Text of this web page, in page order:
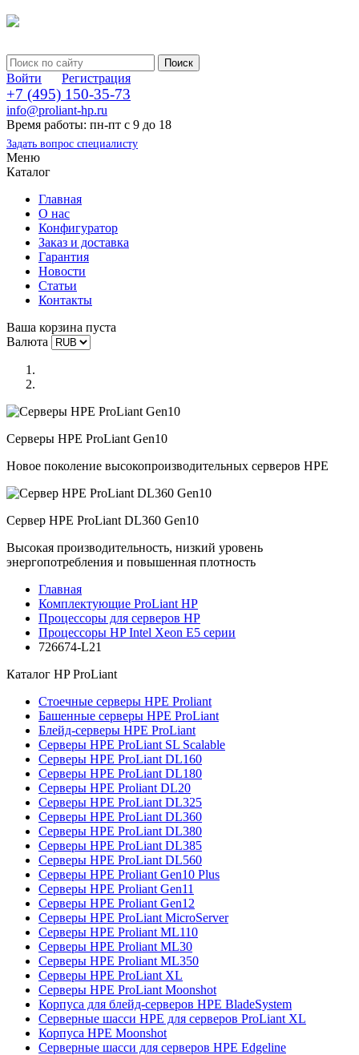
Войти Регистрация
+7 (495) 150-35-73
info@proliant-hp.ru
Время работы: пн-пт с 9 до 18
Задать вопрос специалисту
Меню
Каталог
Главная
О нас
Конфигуратор
Заказ и доставка
Гарантия
Новости
Статьи
Контакты
Ваша корзина пуста
Валюта
Серверы HPE ProLiant Gen10
Новое поколение высокопроизводительных серверов HPE
Сервер HPE ProLiant DL360 Gen10
Высокая производительность, низкий уровень
энергопотребления и повышенная плотность
Главная
Комплектующие ProLiant HP
Процессоры для серверов HP
Процессоры HP Intel Xeon E5 серии
726674-L21
Каталог HP ProLiant
Стоечные серверы HPE Proliant
Башенные серверы HPE ProLiant
Блейд-серверы HPE ProLiant
Серверы HPE ProLiant SL Scalable
Серверы HPE ProLiant DL160
Серверы HPE ProLiant DL180
Серверы HPE Proliant DL20
Серверы HPE ProLiant DL325
Серверы HPE ProLiant DL360
Серверы HPE ProLiant DL380
Серверы HPE ProLiant DL385
Серверы HPE ProLiant DL560
Серверы HPE Proliant Gen10 Plus
Серверы HPE Proliant Gen11
Серверы HPE Proliant Gen12
Серверы HPE ProLiant MicroServer
Серверы HPE Proliant ML110
Серверы HPE Proliant ML30
Серверы HPE Proliant ML350
Серверы HPE ProLiant XL
Серверы HPE ProLiant Moonshot
Корпуса для блейд-серверов HPE BladeSystem
Серверные шасси HPE для серверов ProLiant XL
Корпуса HPE Moonshot
Серверные шасси для серверов HPE Edgeline